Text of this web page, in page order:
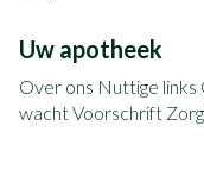
Uw apotheek
Over ons Nuttige links
wachtVoorschrift